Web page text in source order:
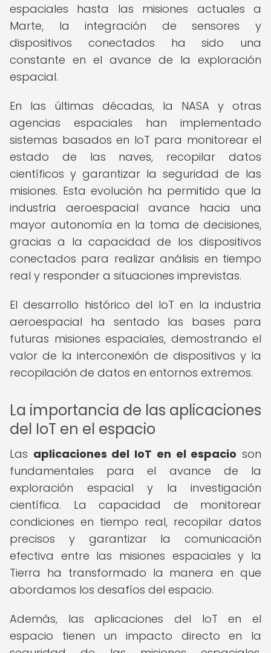
espaciales hasta las misiones actuales a
Marte, la integración de sensores y
dispositivos conectados ha sido una
constante en el avance de la exploración
espacial.
En las últimas décadas, la NASA y otras
agencias espaciales han implementado
sistemas basados en IoT para monitorear el
estado de las naves, recopilar datos
científicos y garantizar la seguridad de las
misiones. Esta evolución ha permitido que la
industria aeroespacial avance hacia una
mayor autonomía en la toma de decisiones,
gracias a la capacidad de los dispositivos
conectados para realizar análisis en tiempo
real y responder a situaciones imprevistas.
El desarrollo histórico del IoT en la industria
aeroespacial ha sentado las bases para
futuras misiones espaciales, demostrando el
valor de la interconexión de dispositivos y la
recopilación de datos en entornos extremos.
La importancia de las aplicaciones
del IoT en el espacio
Las aplicaciones del IoT en el espacio son
fundamentales para el avance de la
exploración espacial y la investigación
científica. La capacidad de monitorear
condiciones en tiempo real, recopilar datos
precisos y garantizar la comunicación
efectiva entre las misiones espaciales y la
Tierra ha transformado la manera en que
abordamos los desafíos del espacio.
Además, las aplicaciones del IoT en el
espacio tienen un impacto directo en la